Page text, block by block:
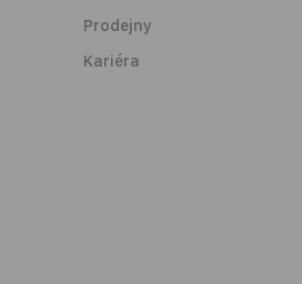
Prodejny
Kariéra